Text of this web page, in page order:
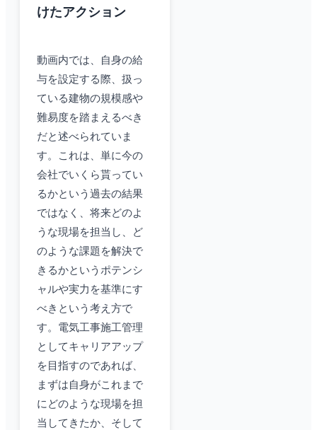
けたアクション
動画内では、自身の給
与を設定する際、扱っ
ている建物の規模感や
難易度を踏まえるべき
だと述べられていま
す。これは、単に今の
会社でいくら貰ってい
るかという過去の結果
ではなく、将来どのよ
うな現場を担当し、ど
のような課題を解決で
きるかというポテンシ
ャルや実力を基準にす
べきという考え方で
す。電気工事施工管理
としてキャリアアップ
を目指すのであれば、
まずは自身がこれまで
にどのような現場を担
当してきたか、そして